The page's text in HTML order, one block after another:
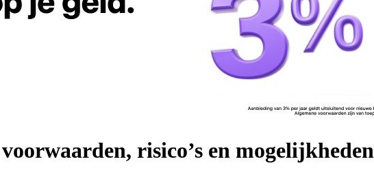
risico’s en mogelijkheden